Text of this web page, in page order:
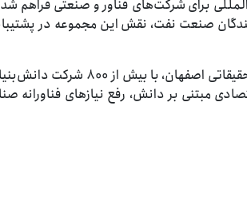
صنعت نفت، نقش این مجموعه در
گفتنی است شهرک علمی و
مبتنی بر دانش، رفع نیازهای فناورانه